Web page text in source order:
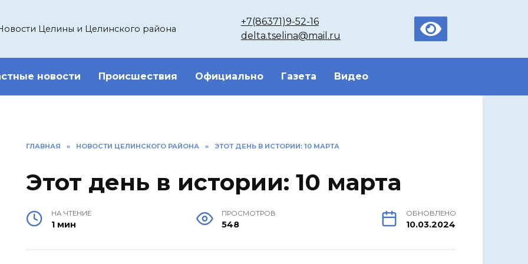
Целины и Целинского района
+7(86371)9-52-16
delta.tselina@mail.ru
новости Происшествия Официально Газета Видео
ГЛАВНАЯ » НОВОСТИ ЦЕЛИНСКОГО РАЙОНА » ЭТОТ ДЕНЬ В ИСТОРИИ: 10 МАРТА
Этот день в истории: 10 марта
НА ЧТЕНИЕ
1 мин
ПРОСМОТРОВ
548
ОБНОВЛЕНО
10.03.2024